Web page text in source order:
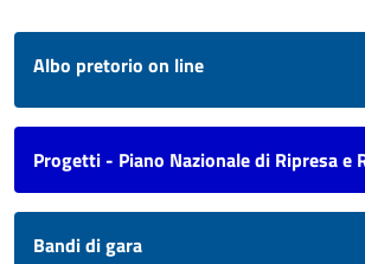
Albo pretorio on line
Progetti - Piano Nazionale di Ripresa e
Bandi di gara